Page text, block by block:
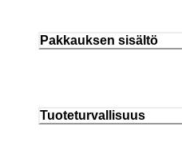
Pakkauksen sisältö
Tuoteturvallisuus